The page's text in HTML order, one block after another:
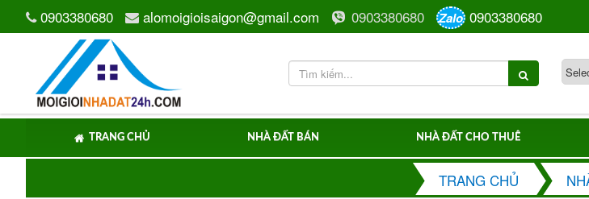
0903380680 alomoigioisaigon@gmail.com 0903380680 Zalo 0903380680
TRANG CHỦ NHÀ ĐẤT BÁN NHÀ ĐẤT CHO THUÊ
TRANG CHỦ